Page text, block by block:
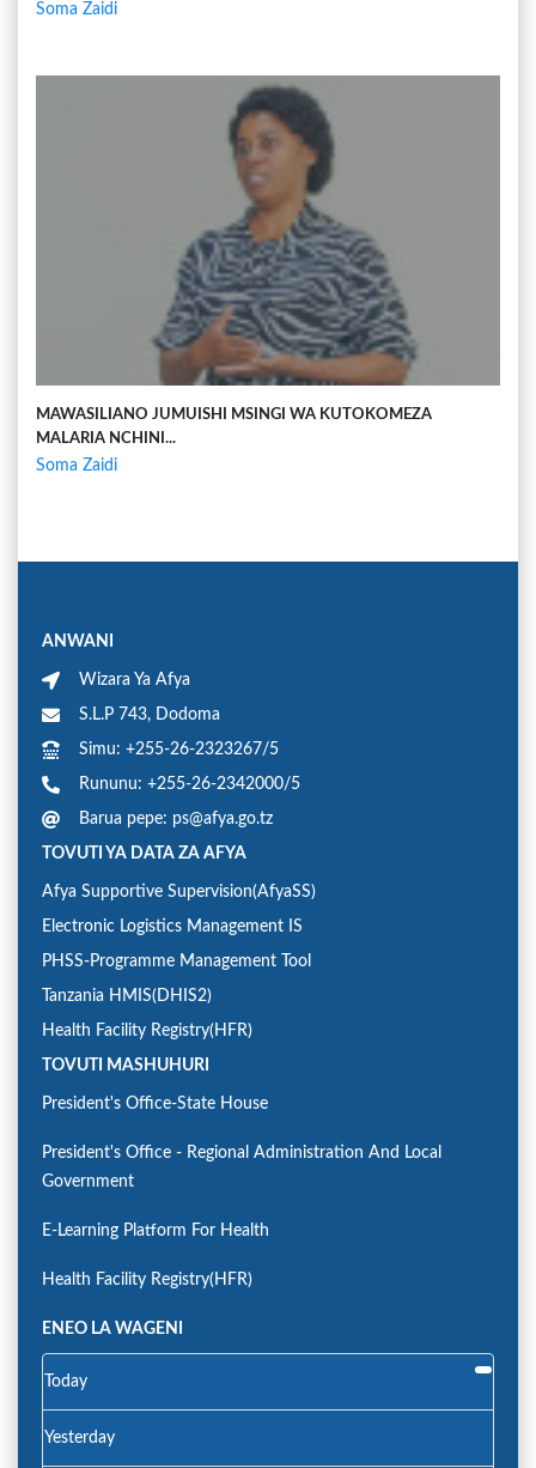
Soma Zaidi
MAWASILIANO JUMUISHI MSINGI WA KUTOKOMEZA
MALARIA NCHINI...
Soma Zaidi
ANWANI
Wizara Ya Afya
S.L.P 743, Dodoma
Simu: +255-26-2323267/5
Rununu: +255-26-2342000/5
Barua pepe: ps@afya.go.tz
TOVUTI YA DATA ZA AFYA
Afya Supportive Supervision(AfyaSS)
Electronic Logistics Management IS
PHSS-Programme Management Tool
Tanzania HMIS(DHIS2)
Health Facility Registry(HFR)
TOVUTI MASHUHURI
President's Office-State House
President's Office - Regional Administration And Local
Government
E-Learning Platform For Health
Health Facility Registry(HFR)
ENEO LA WAGENI
Today
Yesterday